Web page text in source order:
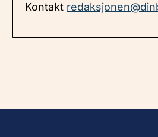
Kontakt